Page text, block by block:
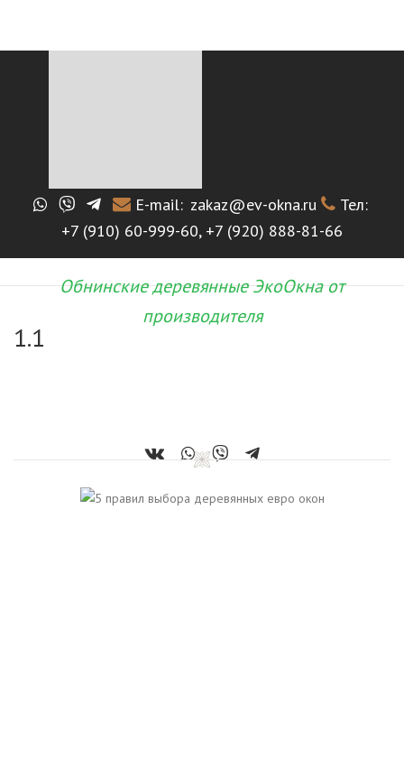
E-mail: zakaz@ev-okna.ru
Тел:
+7 (910) 60-999-60, +7 (920) 888-81-66
Обнинские деревянные ЭкоОкна от
производителя
1.1